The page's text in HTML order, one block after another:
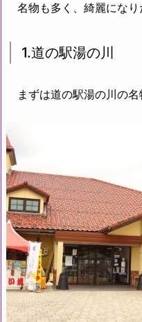
名物も多く、綺麗になり
1.道の駅湯の川
まずは道の駅湯の川の名